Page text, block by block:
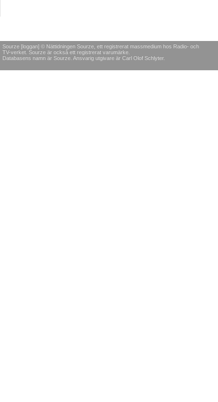
Sourze [loggan] © Nättidningen Sourze, ett registrerat massmedium hos Radio- och
TV-verket. Sourze är också ett registrerat varumärke.
Databasens namn är Sourze. Ansvarig utgivare är Carl Olof Schlyter.